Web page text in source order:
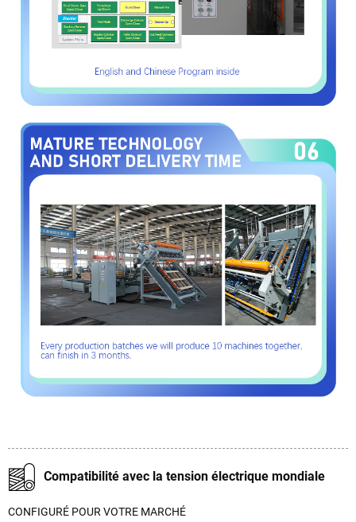
Compatibilité avec la tension électrique mondiale
CONFIGURÉ POUR VOTRE MARCHÉ